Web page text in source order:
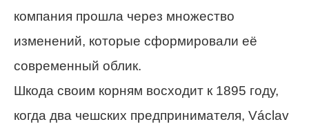
компания прошла через множество
изменений, которые сформировали её
современный облик.
Шкода своим корням восходит к 1895 году,
когда два чешских предпринимателя, Václav